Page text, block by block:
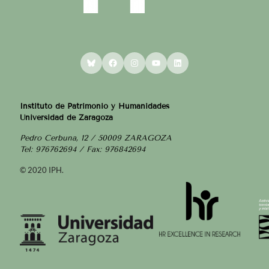
BlueskyFacebookInstagram
YouTubeLinkedIn
Instituto de Patrimonio y Humanidades
Universidad de Zaragoza
Pedro Cerbuna, 12 / 50009 ZARAGOZA
Tel: 976762694 / Fax: 976842694
© 2020 IPH.